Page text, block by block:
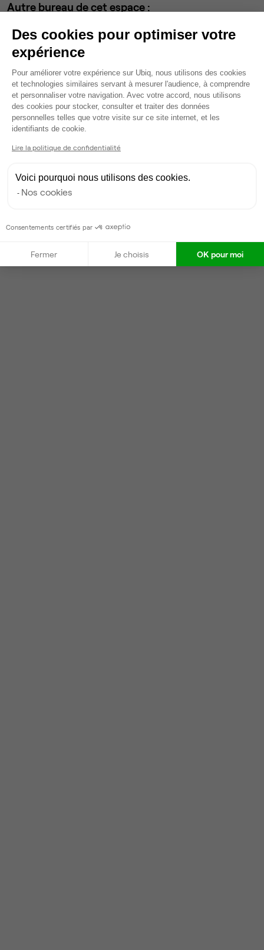
Autre bureau de cet espace :
4
980 €
Dispo
Voir tout
Gestionnaire de l'espace
J Joseph
Partenaire depuis 2026
Contacter
Des cookies pour optimiser votre
expérience
Plateforme de Gestion du
Pour améliorer votre expérience sur Ubiq, nous utilisons des cookies
et technologies similaires servant à mesurer l'audience, à comprendre
et personnaliser votre navigation. Avec votre accord, nous utilisons
des cookies pour stocker, consulter et traiter des données
personnelles telles que votre visite sur ce site internet, et les
identifiants de cookie.
Lire la politique de confidentialité
Voici pourquoi nous utilisons des cookies.
Nos cookies
Consentements certifiés par
Fermer Je choisis OK pour moi